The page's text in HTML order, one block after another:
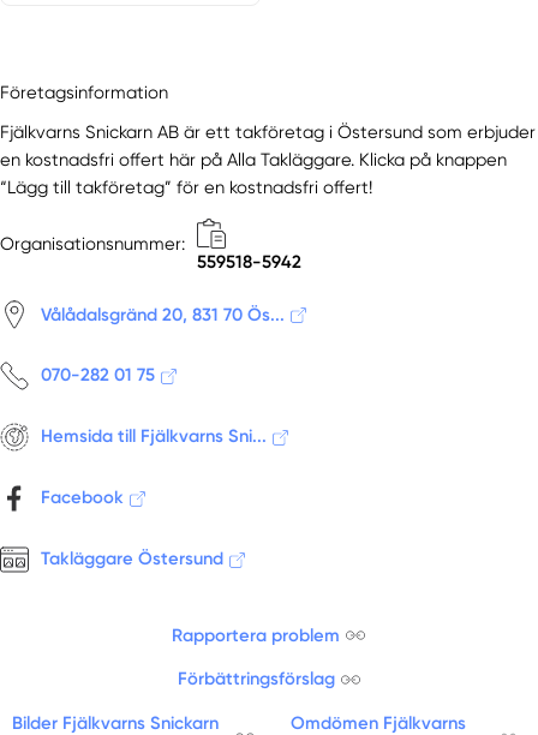
Företagsinformation
Fjälkvarns Snickarn AB är ett takföretag i Östersund som erbjuder
en kostnadsfri offert här på Alla Takläggare. Klicka på knappen
“Lägg till takföretag” för en kostnadsfri offert!
Organisationsnummer:
559518-5942
Vålådalsgränd 20, 831 70 Ös...
070-282 01 75
Hemsida till Fjälkvarns Sni...
Facebook
Takläggare Östersund
Rapportera problem
Förbättringsförslag
Bilder Fjälkvarns Snickarn
Omdömen Fjälkvarns